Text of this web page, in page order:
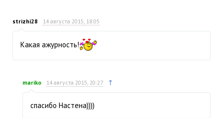
strizhi28 14 августа 2015, 18:05
Какая ажурность!
mariko 14 августа 2015, 20:27 ↑
спасибо Настена))))